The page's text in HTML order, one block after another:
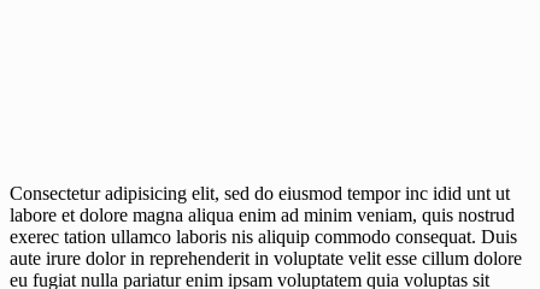
Consectetur adipisicing elit, sed do eiusmod tempor inc idid unt ut
labore et dolore magna aliqua enim ad minim veniam, quis nostrud
exerec tation ullamco laboris nis aliquip commodo consequat. Duis
aute irure dolor in reprehenderit in voluptate velit esse cillum dolore
eu fugiat nulla pariatur enim ipsam voluptatem quia voluptas sit